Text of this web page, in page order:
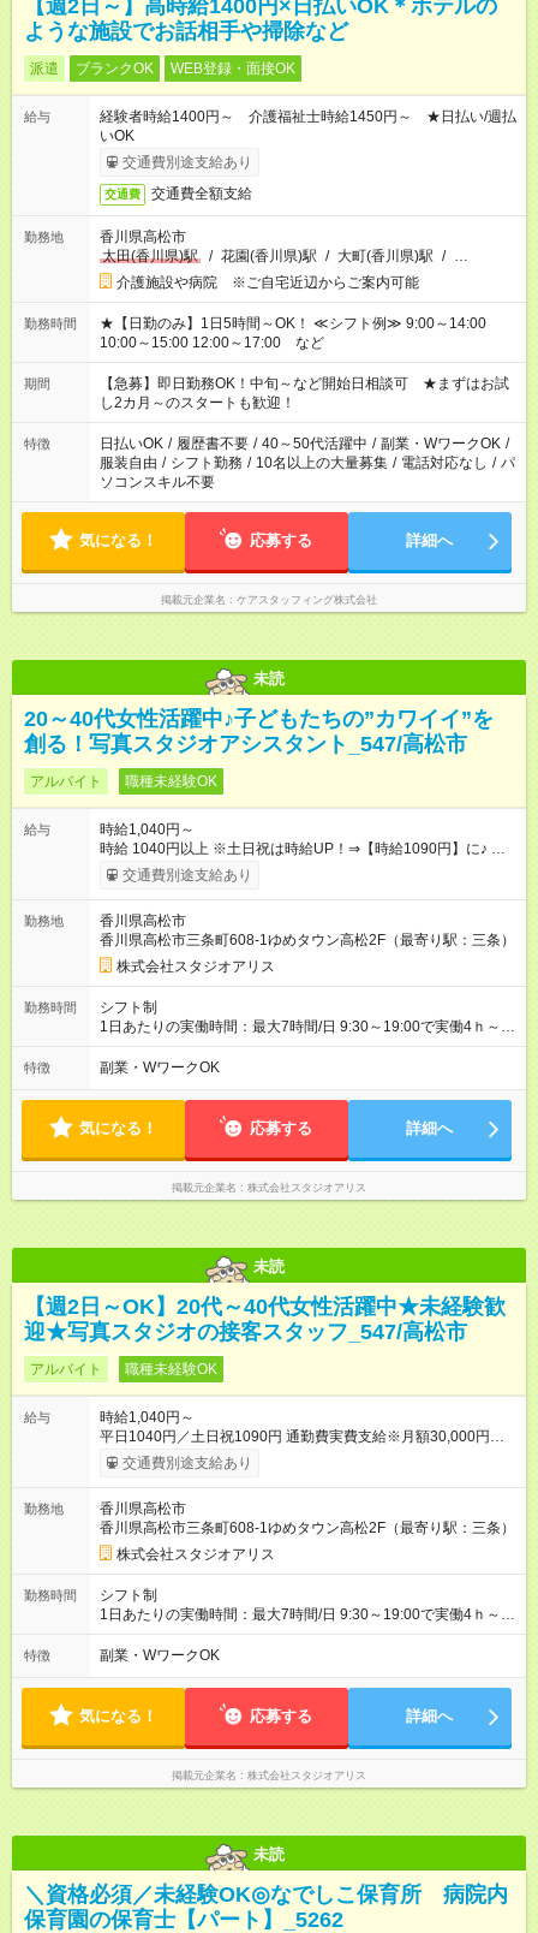
【週2日～】高時給1400円×日払いOK＊ホテルの
ような施設でお話相手や掃除など
派遣 ブランクOK WEB登録・面接OK
給与
経験者時給1400円～ 介護福祉士時給1450円～ ★日払い/週払
いOK
交通費別途支給あり
交通費 交通費全額支給
勤務地
香川県高松市
太田(香川県)駅
/ 花園(香川県)駅 / 大町(香川県)駅 / …
介護施設や病院 ※ご自宅近辺からご案内可能
勤務時間
★【日勤のみ】1日5時間～OK！ ≪シフト例≫ 9:00～14:00
10:00～15:00 12:00～17:00 など
期間
【急募】即日勤務OK！中旬～など開始日相談可 ★まずはお試
し2カ月～のスタートも歓迎！
特徴 日払いOK / 履歴書不要 / 40～50代活躍中 / 副業・WワークOK /
服装自由 / シフト勤務 / 10名以上の大量募集 / 電話対応なし / パ
ソコンスキル不要
気になる！ 応募する 詳細へ
掲載元企業名 ケアスタッフィング株式会社
未読
20～40代女性活躍中♪子どもたちの”カワイイ”を
創る！写真スタジオアシスタント_547/高松市
アルバイト 職種未経験OK
給与
時給1,040円～
時給 1040円以上 ※土日祝は時給UP！⇒【時給1090円】に♪ ※交
通費もしっかり支給（月30，000円まで） 【時給UPのチャンス
もたくさん！やりがいも◎】 頑張りはちゃ～んと時給に反映し
む）のシフトインで 「準社員」に！⇒ 時給30円UP！ 《チャン
ス２》社内資格をGETすると… 年2回の昇格審査クリアで、 専
門スキルをGET！⇒ 時給100円以上UPも夢じゃない！ 【急な出
費も怖くない♪前給制度あり】 「今月ピンチかも…」そんな時も
大丈夫！ 働いた分のお給料の一部を、 給料日前に受け取れる嬉
しい制度です。 【試用期間】試用期間あり 試用期間の長さ：3
交通費別途支給あり
勤務地
香川県高松市
香川県高松市三条町608-1ゆめタウン高松2F（最寄り駅：三条）
株式会社スタジオアリス
勤務時間
シフト制
1日あたりの実働時間：最大7時間/日 9:30～19:00で実働4ｈ～ ◆
週2日～・1日4ｈ～OK ◆土日祝勤務できる方歓迎
特徴 副業・WワークOK
気になる！ 応募する 詳細へ
掲載元企業名 株式会社スタジオアリス
未読
【週2日～OK】20代～40代女性活躍中★未経験歓
迎★写真スタジオの接客スタッフ_547/高松市
アルバイト 職種未経験OK
給与
時給1,040円～
平日1040円／土日祝1090円 通勤費実費支給※月額30,000円まで
■弊社の準社員へステップアップすると時給30円UP!!■ 準社員
とは… ・開店又は閉店作業が可能な方で1週間で24時間以上
格し、社内資格を有すると時給100円以上アップ！～ 【試用期
間】試用期間あり 試用期間の長さ：3ヶ月 雇用形態、給与は本
採用時と同じです。
交通費別途支給あり
勤務地
香川県高松市
香川県高松市三条町608-1ゆめタウン高松2F（最寄り駅：三条）
株式会社スタジオアリス
勤務時間
シフト制
1日あたりの実働時間：最大7時間/日 9:30～19:00で実働4ｈ～ ◆
週2日～・1日4ｈ～OK ◆土日祝勤務できる方歓迎
特徴 副業・WワークOK
気になる！ 応募する 詳細へ
掲載元企業名 株式会社スタジオアリス
未読
＼資格必須／未経験OK◎なでしこ保育所 病院内
保育園の保育士【パート】_5262